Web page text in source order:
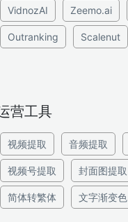
VidnozAI Zeemo.ai
Outranking Scalenut
营工具
视频提取 音频提取
视频号提取 封面图提取
简体转繁体 文字渐变色